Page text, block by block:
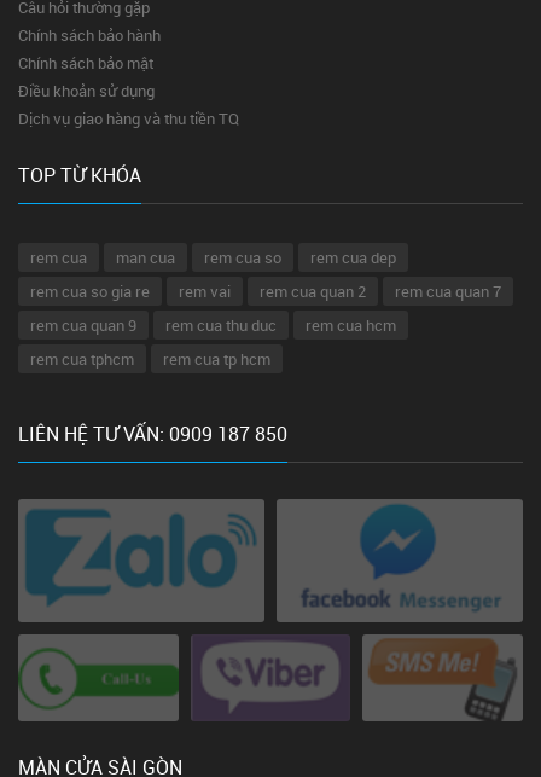
Câu hỏi thường gặp
Chính sách bảo hành
Chính sách bảo mật
Điều khoản sử dụng
Dịch vụ giao hàng và thu tiền TQ
TOP TỪ KHÓA
rem cua man cua rem cua so
rem cua dep
rem cua so gia re
rem vai rem cua quan 2
rem cua quan 7
rem cua quan 9
rem cua thu duc
rem cua hcm
rem cua tphcm
rem cua tp hcm
LIÊN HỆ TƯ VẤN: 0909 187 850
MÀN CỬA SÀI GÒN